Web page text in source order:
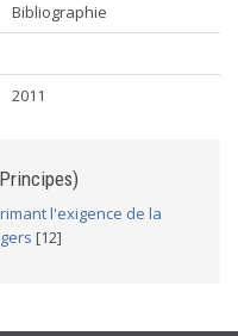
Bibliographie
2011
l'exigence de la
[12]